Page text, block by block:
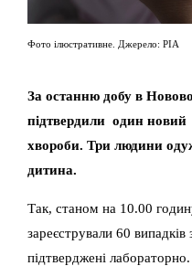
Фото ілюстративне. Джерело: РІА
За останню добу в
підтвердили один новий
хвороби. Три людини
дитина.
Так, станом на 10.00
зареєстрували 60
підтверджені